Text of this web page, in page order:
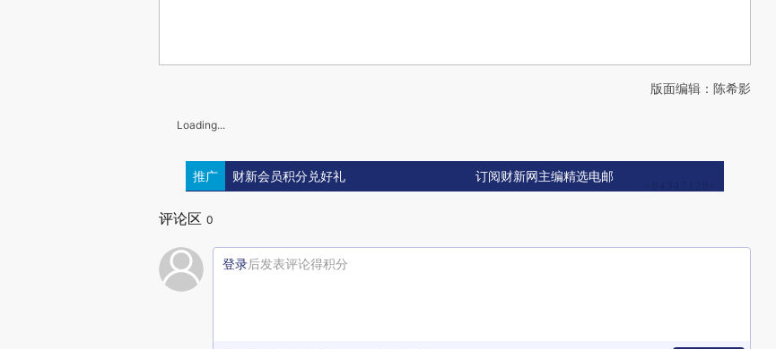
版面编辑：陈希影
Loading...
推广 财新会员积分兑好礼 订阅财新网主编精选电邮
评论区 0
登录后发表评论得积分